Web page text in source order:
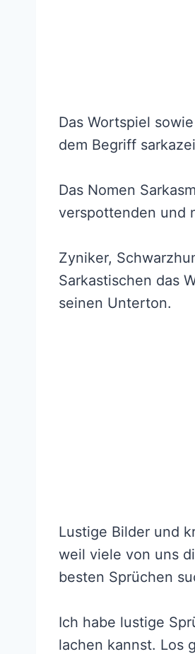
Das Wortspiel
dem Begriff
Das Nomen
verspottenden und
Zyniker,
Sarkastischen das
seinen Unterton.
Lustige Bilder und
weil viele von uns
besten Sprüchen
Ich habe lustige
lachen kannst. Los